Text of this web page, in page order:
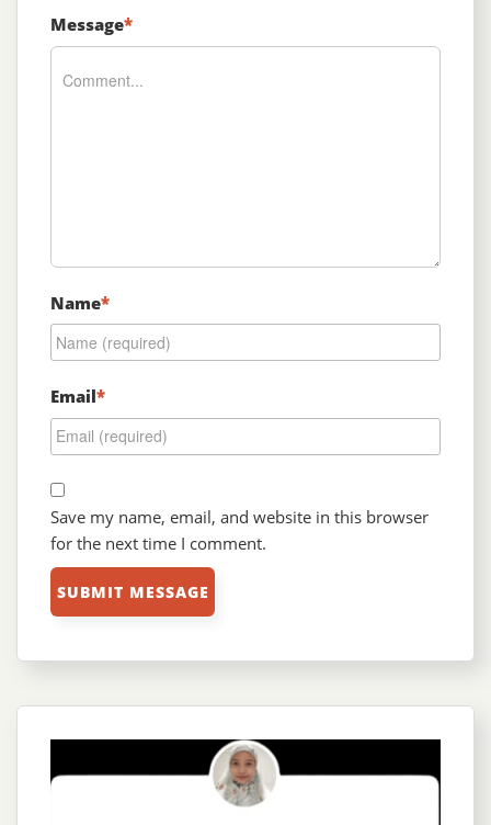
Message*
Name*
Email*
Save my name, email, and website in this browser
for the next time I comment.